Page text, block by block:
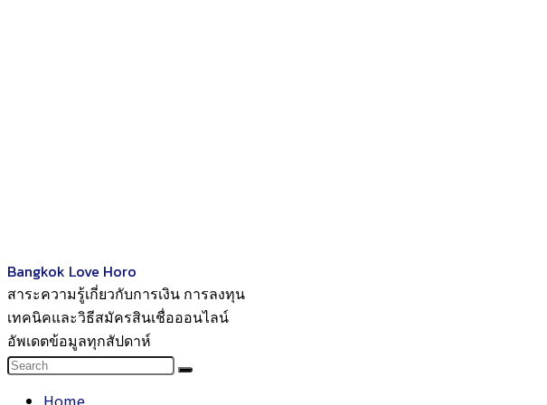
Bangkok Love Horo
สาระความรู้เกี่ยวกับการเงิน การลงทุน
เทคนิคและวิธีสมัครสินเชื่อออนไลน์
อัพเดตข้อมูลทุกสัปดาห์
Home